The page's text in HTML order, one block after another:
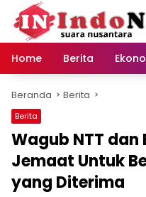
Langsung
konten
Home
Berita
Beranda Berita
Berita
Wagub NTT
Jemaat Untuk
yang Diterima